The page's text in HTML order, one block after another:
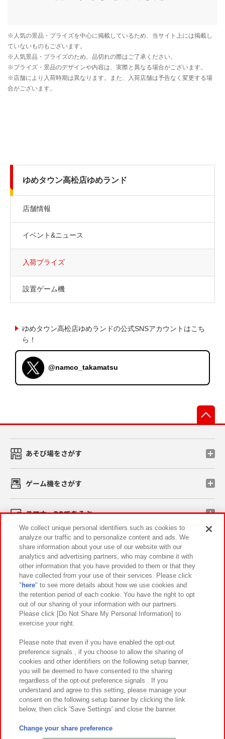
ゆめタウン高松店ゆめランド
店舗情報
イベント&ニュース
入荷プライズ
設置ゲーム機
ゆめタウン高松店ゆめランドの公式SNSアカウントはこち
ら！
@namco_takamatsu
あそび場をさがす
ゲーム機をさがす
スマホ・PCであそぶ
イベント・キャンペーン
関連会社 サステナビリティ サイトポリシー
プライバシーポリシー ウェブアクセシビリティ方針と検証結果
お取引先さまとともに
カスタマーハラスメント対応方針 よくあるご質問・お問い合わせ
©Bandai Namco Amusement Inc.
©Bandai Namco Amusement Lab Inc.
We collect unique personal identifiers such as cookies to
analyze our traffic and to personalize content and ads. We
share information about your use of our website with our
analytics and advertising partners, who may combine it with
other information that you have provided to them or that they
have collected from your use of their services. Please click
" here" to see more details about how we use cookies and
the retention period of each cookie. You have the right to opt
out of our sharing of your information with our partners.
Please click [Do Not Share My Personal Information] to
exercise your right.
Please note that even if you have enabled the opt-out
preference signals , if you choose to allow the sharing of
cookies and other identifiers on the following setup banner,
you will be deemed to have consented to the sharing
regardless of the opt-out preference signals . If you
understand and agree to this setting, please manage your
consent on the following setup banner by clicking the link
below, then click 'Save Settings' and close the banner.
Change your share preference